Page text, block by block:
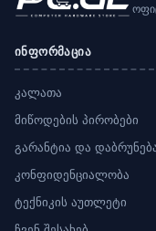
ინფორმაცია
კალათა
მიწოდების პირობები
გარანტია და
კონფიდენციალობა
ტექნიკის აუთლეტი